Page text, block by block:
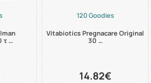
τ …
120 Goodies
Vitabiotics Pregnacare Original
30 …
14.82€